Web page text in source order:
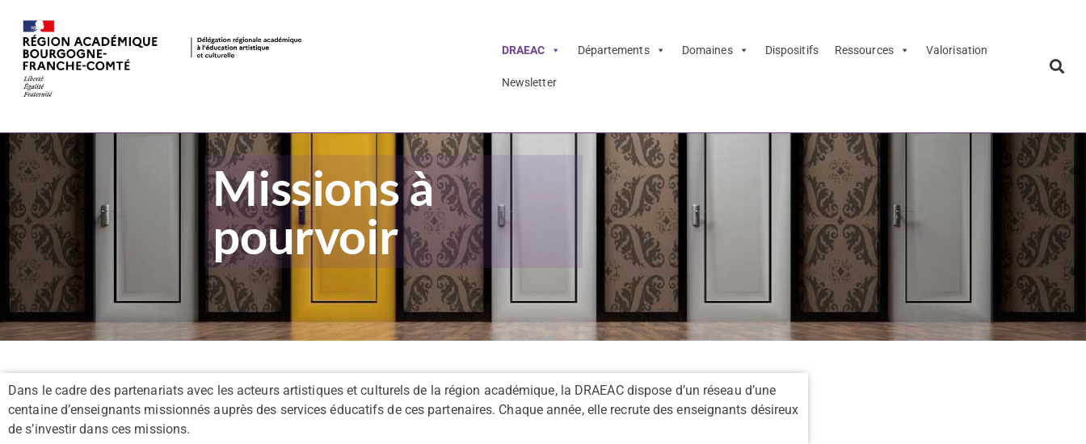
DRAEAC Départements Domaines Dispositifs Ressources Valorisation
Newsletter
Missions à
pourvoir
Dans le cadre des partenariats avec les acteurs artistiques et culturels de la région académique, la DRAEAC dispose d’un réseau d’une
centaine d’enseignants missionnés auprès des services éducatifs de ces partenaires. Chaque année, elle recrute des enseignants désireux
de s’investir dans ces missions.